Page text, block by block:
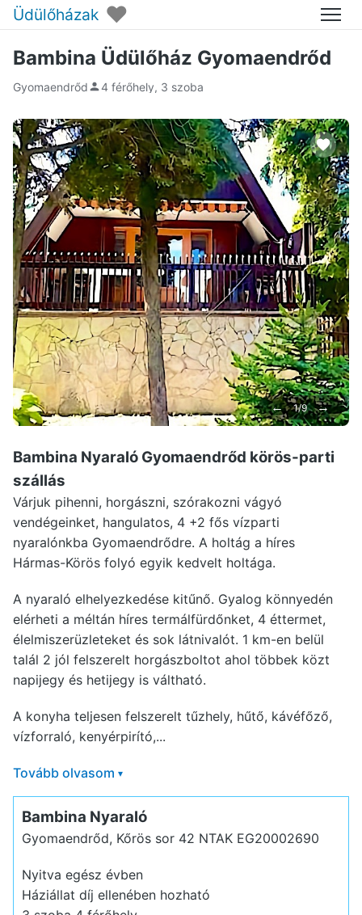
Üdülőházak ♥ Menü
Bambina Üdülőház Gyomaendrőd
Gyomaendrőd 4 férőhely, 3 szoba
← 1/9 →
Bambina Nyaraló Gyomaendrőd körös-parti
szállás
Várjuk pihenni, horgászni, szórakozni vágyó
vendégeinket, hangulatos, 4 +2 fős vízparti
nyaralónkba Gyomaendrődre. A holtág a híres
Hármas-Körös folyó egyik kedvelt holtága.
A nyaraló elhelyezkedése kitűnő. Gyalog könnyedén
elérheti a méltán híres termálfürdőnket, 4 éttermet,
élelmiszerüzleteket és sok látnivalót. 1 km-en belül
talál 2 jól felszerelt horgászboltot ahol többek közt
napijegy és hetijegy is váltható.
A konyha teljesen felszerelt tűzhely, hűtő, kávéfőző,
vízforraló, kenyérpirító,...
Tovább olvasom ▾
Bambina Nyaraló
Gyomaendrőd, Kőrös sor 42 NTAK EG20002690
Nyitva egész évben
Háziállat díj ellenében hozható